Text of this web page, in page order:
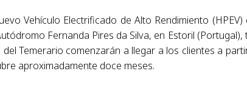
Vehículo Electrificado de Alto Rendimiento (HPEV)
Fernanda Pires da Silva, en Estoril (Portugal),
Temerario comenzarán a llegar a los clientes a
aproximadamente doce meses.